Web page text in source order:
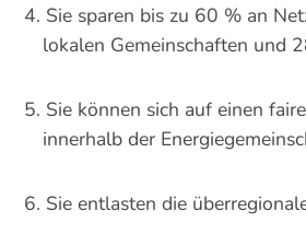
Sie sparen bis zu 60 % an
lokalen Gemeinschaften und
Sie können sich auf einen
innerhalb der
Sie entlasten die